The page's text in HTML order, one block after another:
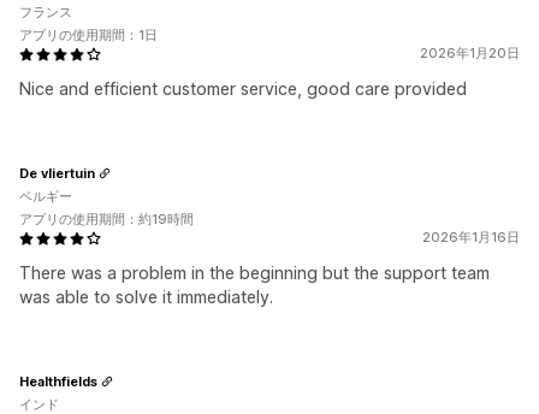
2026年1月20日
Nice and efficient customer service, good care provided
フランス
アプリの使用期間：1日
2026年1月16日
There was a problem in the beginning but the support team
was able to solve it immediately.
De vliertuin
ベルギー
アプリの使用期間：約19時間
Healthfields
インド